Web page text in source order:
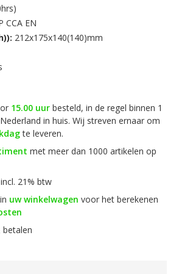
CCA EN
212x175x140(140)mm
15.00 uur besteld, in de regel binnen 1
in huis. Wij streven ernaar om
te leveren.
met meer dan 1000 artikelen op
21% btw
uw winkelwagen voor het berekenen
betalen